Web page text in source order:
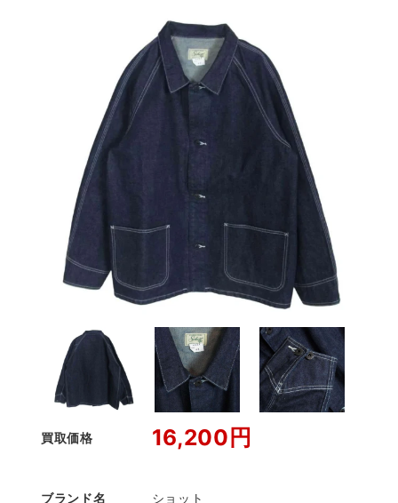
買取価格 16,200円
ブランド名 ショット